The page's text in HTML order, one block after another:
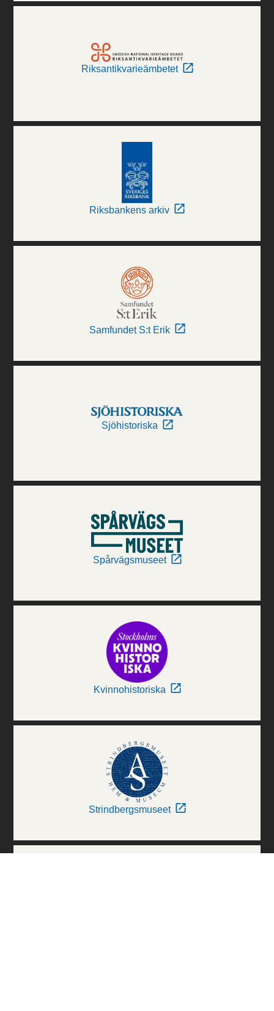
Riksantikvarieämbetet
Riksbankens arkiv
Samfundet S:t Erik
Sjöhistoriska
Spårvägsmuseet
Kvinnohistoriska
Strindbergsmuseet